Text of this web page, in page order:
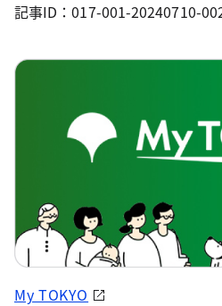
記事ID：017-001-20240710-
My TOKYO